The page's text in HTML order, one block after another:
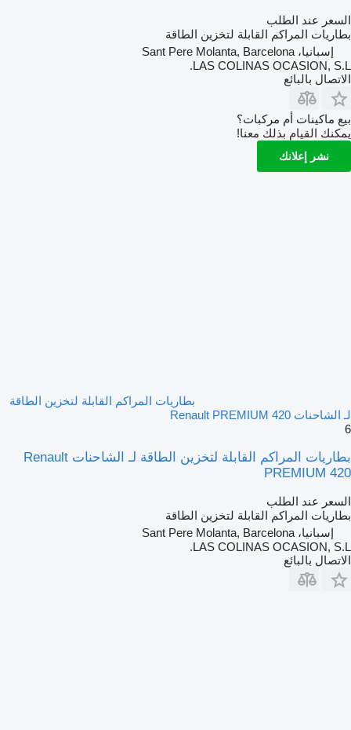
السعر عند الطلب
بطاريات المراكم القابلة لتخزين الطاقة
إسبانيا، Sant Pere Molanta, Barcelona
LAS COLINAS OCASION, S.L.
الاتصال بالبائع
بيع ماكينات أم مركبات؟
يمكنك القيام بذلك معنا!
نشر إعلانك
بطاريات المراكم القابلة لتخزين الطاقة
لـ الشاحنات Renault PREMIUM 420
6
بطاريات المراكم القابلة لتخزين الطاقة لـ الشاحنات Renault
PREMIUM 420
السعر عند الطلب
بطاريات المراكم القابلة لتخزين الطاقة
إسبانيا، Sant Pere Molanta, Barcelona
LAS COLINAS OCASION, S.L.
الاتصال بالبائع